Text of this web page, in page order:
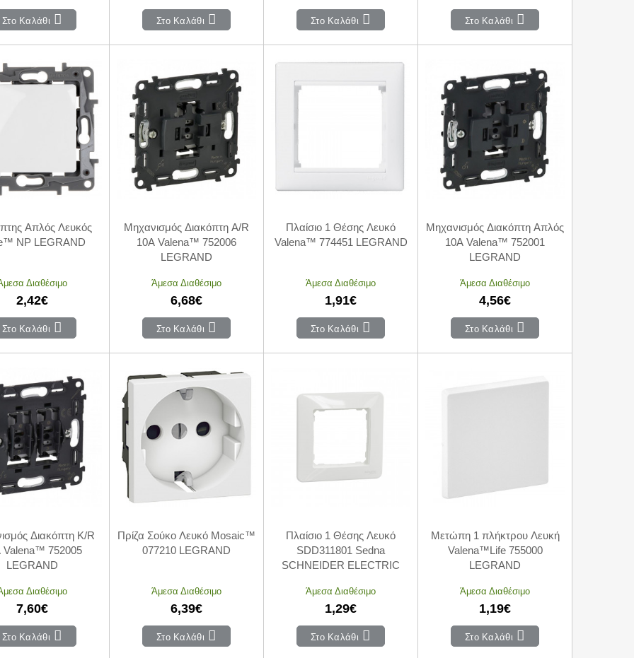
Στο Καλάθι Στο Καλάθι Στο Καλάθι Στο Καλάθι
Απλός Λευκός
NP LEGRAND
Διαθέσιμο
2,42€
Στο Καλάθι
Μηχανισμός Διακόπτη A/R
10Α Valena™ 752006
LEGRAND
Άμεσα Διαθέσιμο
6,68€
Στο Καλάθι
Πλαίσιο 1 Θέσης Λευκό
Valena™ 774451 LEGRAND
Άμεσα Διαθέσιμο
1,91€
Στο Καλάθι
Μηχανισμός Διακόπτη Απλός
10A Valena™ 752001
LEGRAND
Άμεσα Διαθέσιμο
4,56€
Στο Καλάθι
Διακόπτη K/R
Valena™ 752005
LEGRAND
Διαθέσιμο
7,60€
Στο Καλάθι
Πρίζα Σούκο Λευκό Mosaic™
077210 LEGRAND
Άμεσα Διαθέσιμο
6,39€
Στο Καλάθι
Πλαίσιο 1 Θέσης Λευκό
SDD311801 Sedna
SCHNEIDER ELECTRIC
Άμεσα Διαθέσιμο
1,29€
Στο Καλάθι
Μετώπη 1 πλήκτρου Λευκή
Valena™Life 755000
LEGRAND
Άμεσα Διαθέσιμο
1,19€
Στο Καλάθι